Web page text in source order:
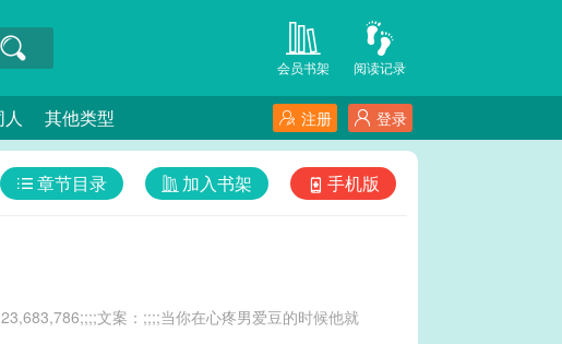
阅读记录
会员书架
其他类型 登录
注册
手机版
加入书架
章节目录
文案：;;;;当你在心疼男爱豆的时候他就